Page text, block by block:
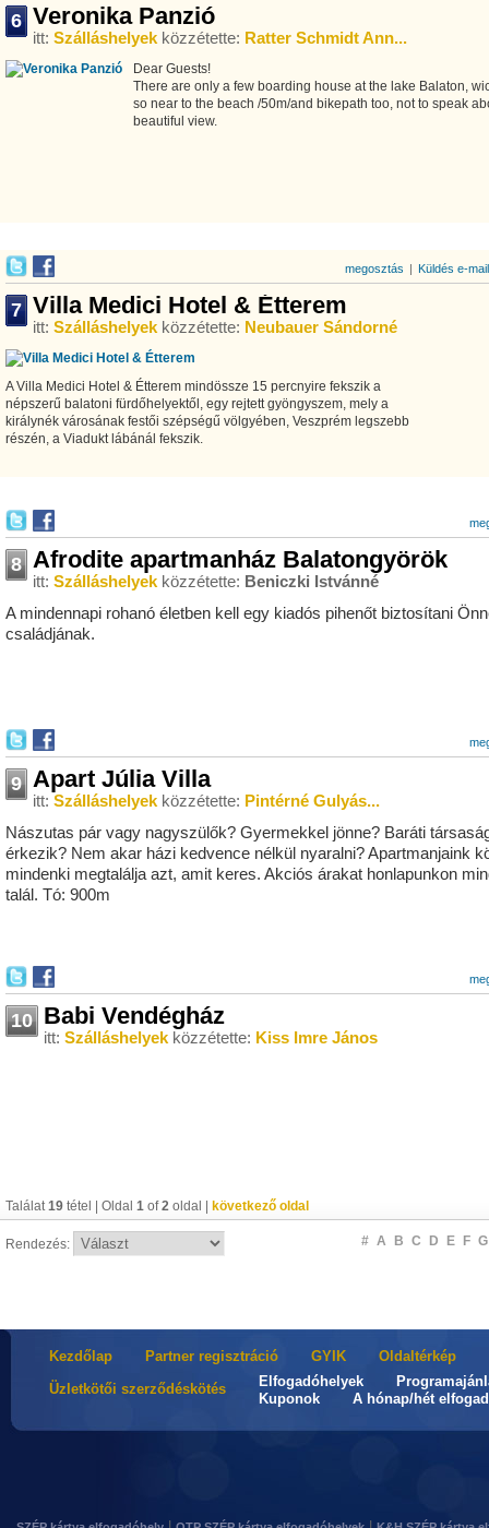
6 Veronika Panzió
itt: Szálláshelyek közzétette: Ratter Schmidt Ann...
Dear Guests!
There are only a few boarding house at the lake Balaton,
so near to the beach /50m/and bikepath too, not to speak
beautiful view.
megosztás | Küldés e-
7 Villa Medici Hotel & Étterem
itt: Szálláshelyek közzétette: Neubauer Sándorné
A Villa Medici Hotel & Étterem mindössze 15 percnyire fekszik a
népszerű balatoni fürdőhelyektől, egy rejtett gyöngyszem, mely a
királynék városának festői szépségű völgyében, Veszprém legszebb
részén, a Viadukt lábánál fekszik.
8 Afrodite apartmanház Balatongyörök
itt: Szálláshelyek közzétette: Beniczki Istvánné
A mindennapi rohanó életben kell egy kiadós pihenőt biztosítani
családjának.
9 Apart Júlia Villa
itt: Szálláshelyek közzétette: Pintérné Gulyás...
Nászutas pár vagy nagyszülők? Gyermekkel jönne? Baráti
érkezik? Nem akar házi kedvence nélkül nyaralni? Apartmanjaink
mindenki megtalálja azt, amit keres. Akciós árakat honlapunkon
talál. Tó: 900m
10 Babi Vendégház
itt: Szálláshelyek közzétette: Kiss Imre János
Találat19 tétel | Oldal 1 of2 oldal | következő oldal
Rendezés: # A B C D E F G
Kezdőlap Partner regisztráció GYIK
Oldaltérkép
Üzletkötői szerződéskötés
Elfogadóhelyek
Kuponok
A hónap/hét